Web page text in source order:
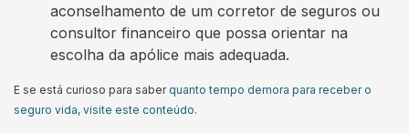
aconselhamento de um corretor de seguros ou
consultor financeiro que possa orientar na
escolha da apólice mais adequada.
E se está curioso para saber quanto tempo demora para receber o
seguro vida, visite este conteúdo.